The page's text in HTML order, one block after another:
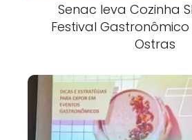
Senac leva Cozinha
Festival
Ostras